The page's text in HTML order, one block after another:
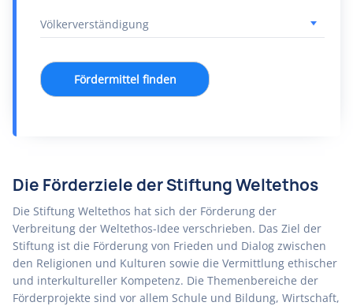
Fördermittel finden
Die Förderziele der Stiftung Weltethos
Die Stiftung Weltethos hat sich der Förderung der
Verbreitung der Weltethos-Idee verschrieben. Das Ziel der
Stiftung ist die Förderung von Frieden und Dialog zwischen
den Religionen und Kulturen sowie die Vermittlung ethischer
und interkultureller Kompetenz. Die Themenbereiche der
Förderprojekte sind vor allem Schule und Bildung, Wirtschaft,